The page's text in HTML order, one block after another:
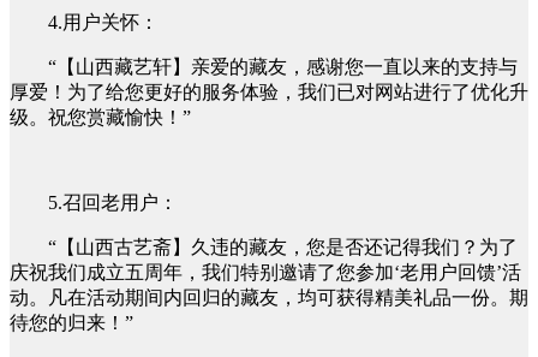
4.用户关怀：
“【山西藏艺轩】亲爱的藏友，感谢您一直以来的支持与
厚爱！为了给您更好的服务体验，我们已对网站进行了优化升
级。祝您赏藏愉快！”
5.召回老用户：
“【山西古艺斋】久违的藏友，您是否还记得我们？为了
庆祝我们成立五周年，我们特别邀请了您参加‘老用户回馈’活
动。凡在活动期间内回归的藏友，均可获得精美礼品一份。期
待您的归来！”